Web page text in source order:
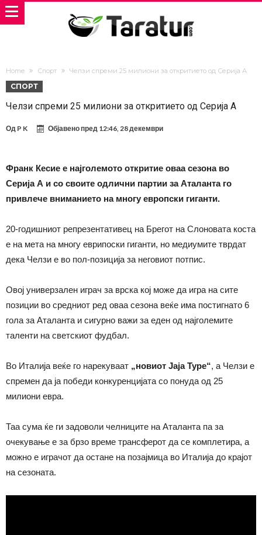
Home Спорт Челзи спреми 25 милиони за откритието од Серија А
СПОРТ
Челзи спреми 25 милиони за откритието од Серија А
Од P K Објавено пред 12:46, 28 декември
Франк Кесие е најголемото откритие оваа сезона во
Серија А и со своите одлични партии за Аталанта го
привлече вниманието на многу европски гиганти.
20-годишниот репрезентативец на Брегот на Слоновата коста
е на мета на многу еврипоски гиганти, но медиумите тврдат
дека Челзи е во пол-позиција за неговиот потпис.
Овој универзален играч за врска кој може да игра на сите
позиции во средниот ред оваа сезона веќе има постигнато 6
гола за Аталанта и сигурно важи за еден од најголемите
таленти на светскиот фудбал.
Во Италија веќе го нарекуваат „новиот Јаја Туре“, а Челзи е
спремен да ја победи конкуренцијата со понуда од 25
милиони евра.
Таа сума ќе ги задоволи челниците на Аталанта па за
очекување е за брзо време трансферот да се комплетира, а
можно е играчот да остане на позајмица во Италија до крајот
на сезоната.